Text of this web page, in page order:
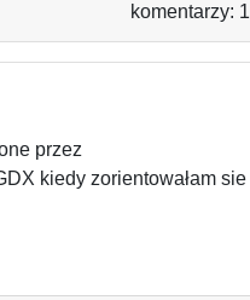
komentarzy: 1
przez
kiedy zorientowałam sie